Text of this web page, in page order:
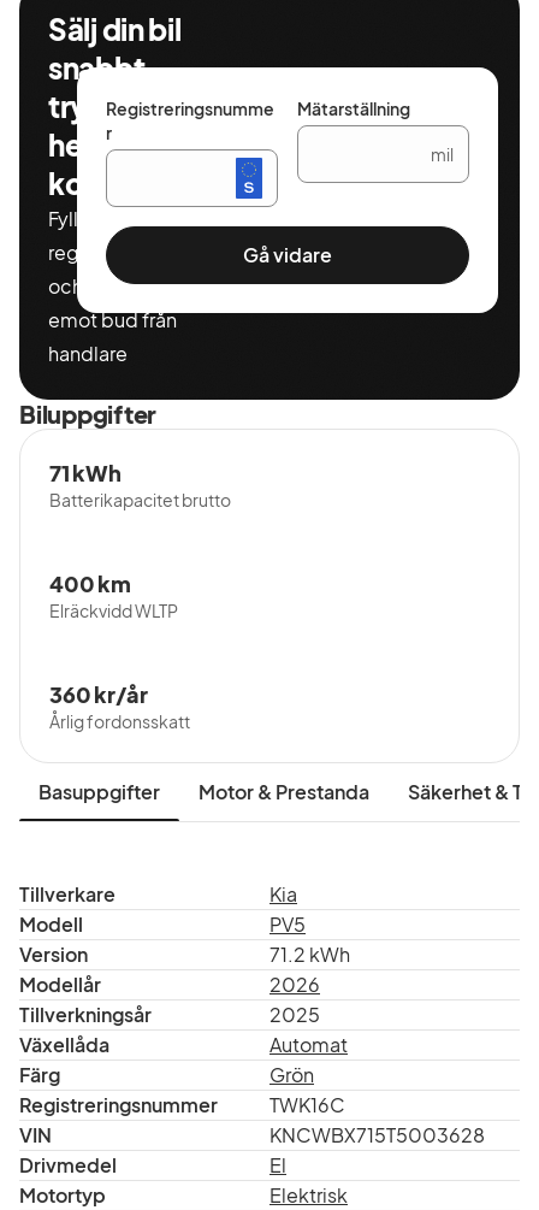
Sälj din bil
snabbt,
tryggt och
helt
kostnadsfritt
Fyll i ditt
registeringnummer
och miltal för att ta
emot bud från
handlare
Registreringsnumme
r
Mätarställning
mil
Gå vidare
Biluppgifter
Batterikapacitet brutto
71 kWh
Elräckvidd WLTP
400 km
Årlig fordonsskatt
360 kr/år
Basuppgifter Motor & Prestanda Säkerhet &
Tillverkare
Kia
Modell
PV5
Version
71.2 kWh
Modellår
2026
Tillverkningsår
2025
Växellåda
Automat
Färg
Grön
Registreringsnummer
TWK16C
VIN
KNCWBX715T5003628
Drivmedel
El
Motortyp
Elektrisk